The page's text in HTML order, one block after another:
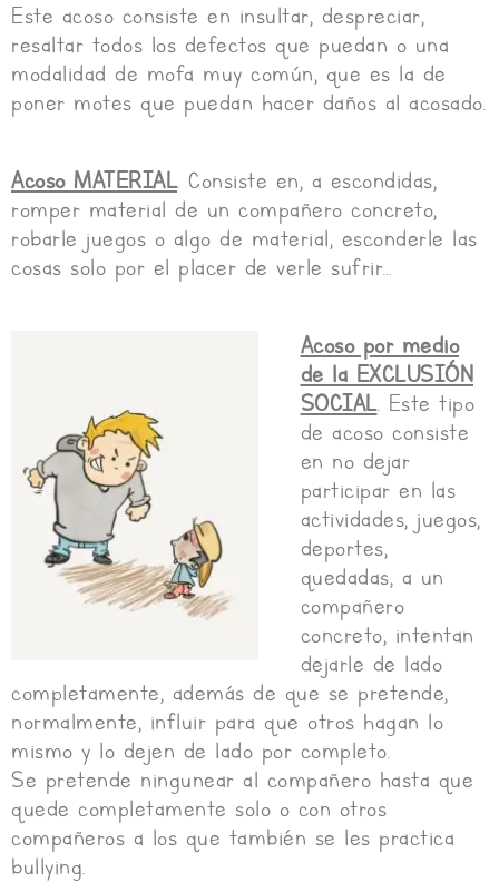
Este acoso consiste en insultar, despreciar,
resaltar todos los defectos que puedan o una
modalidad de mofa muy común, que es la de
poner motes que puedan hacer daños al acosado.
Acoso MATERIAL. Consiste en, a escondidas,
romper material de un compañero concreto,
robarle juegos o algo de material, esconderle las
cosas solo por el placer de verle sufrir…
Acoso por medio
de la EXCLUSIÓN
SOCIAL. Este tipo
de acoso consiste
en no dejar
participar en las
actividades, juegos,
deportes,
quedadas, a un
compañero
concreto, intentan
dejarle de lado
completamente, además de que se pretende,
normalmente, influir para que otros hagan lo
mismo y lo dejen de lado por completo.
Se pretende ningunear al compañero hasta que
quede completamente solo o con otros
compañeros a los que también se les practica
bullying.